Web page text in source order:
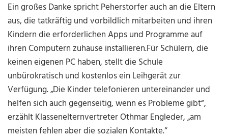
Ein großes Danke spricht Peherstorfer auch an die Eltern
aus, die tatkräftig und vorbildlich mitarbeiten und ihren
Kindern die erforderlichen Apps und Programme auf
ihren Computern zuhause installieren.Für Schülern, die
keinen eigenen PC haben, stellt die Schule
unbürokratisch und kostenlos ein Leihgerät zur
Verfügung. „Die Kinder telefonieren untereinander und
helfen sich auch gegenseitig, wenn es Probleme gibt“,
erzählt Klassenelternvertreter Othmar Engleder, „am
meisten fehlen aber die sozialen Kontakte.“